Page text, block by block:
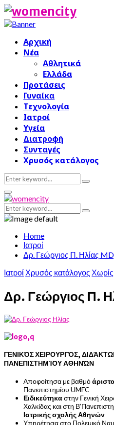
Αρχική
Νέα
Αθλητικά
Ελλάδα
Προτάσεις
Γυναίκα
Τεχνολογία
Ιατροί
Υγεία
Διατροφή
Συνταγές
Χρυσός κατάλογος
Search
for:
Search
Primary
Menu
Search
for:
Search
Home
Ιατροί
Δρ. Γεώργιος Π. Ηλίας
Ιατροί Χρυσός κατάλογος Χωρίς
Δρ. Γεώργιος Π.
ΓΕΝΙΚΌΣ ΧΕΙΡΟΥΡΓΌΣ,
ΠΑΝΕΠΙΣΤΗΜΊΟΥ ΑΘΗΝΏΝ
Αποφοίτησα με βαθμό
Πανεπιστημίου UMFC
Ειδικεύτηκαστην Γενική
Χαλκίδας και στη
Ιατρικής σχολής Αθηνών
Υπηρέτησα στο Πολεμικό